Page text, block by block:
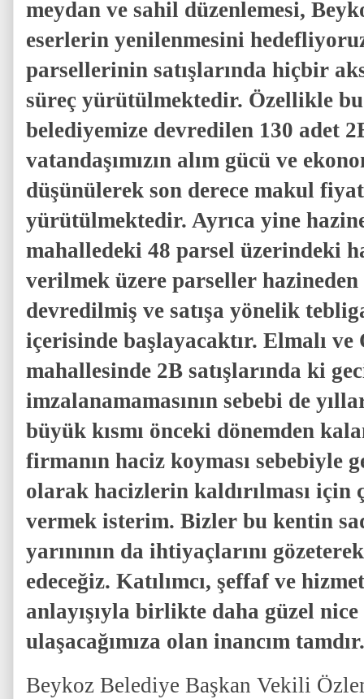
meydan ve sahil düzenlemesi,
eserlerin yenilenmesini
parsellerinin satışlarında hiçbir
süreç yürütülmektedir. Özellikle bu
belediyemize devredilen 130 adet
vatandaşımızın alım gücü ve
düşünülerek son derece makul
yürütülmektedir. Ayrıca yine
mahalledeki 48 parsel üzerindeki
verilmek üzere parseller hazineden
devredilmiş ve satışa yönelik
içerisinde başlayacaktır. Elmalı
mahallesinde 2B satışlarında ki
imzalanamamasının sebebi de
büyük kısmı önceki dönemden
firmanın haciz koyması sebebiyle
olarak hacizlerin kaldırılması için
vermek isterim. Bizler bu kentin
yarınının da ihtiyaçlarını
edeceğiz. Katılımcı, şeffaf ve
anlayışıyla birlikte daha güzel
ulaşacağımıza olan inancım
Beykoz Belediye Başkan Vekili